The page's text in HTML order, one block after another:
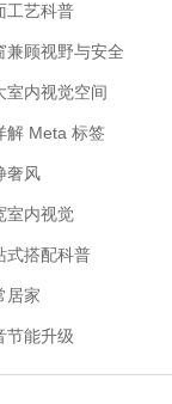
工艺科普
兼顾视野与安全
室内视觉空间
解 Meta 标签
奢风
室内视觉
式搭配科普
居家
节能升级